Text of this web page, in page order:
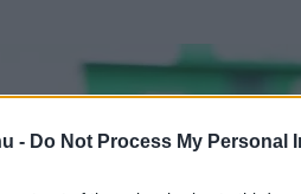
- Do Not Process My Personal